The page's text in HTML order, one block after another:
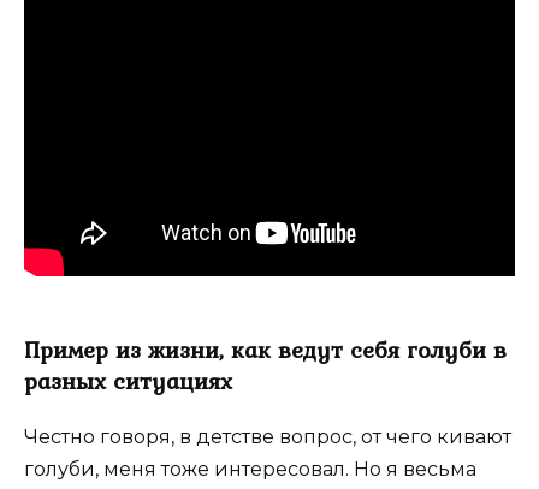
Пример из жизни, как ведут себя голуби в
разных ситуациях
Честно говоря, в детстве вопрос, от чего кивают
голуби, меня тоже интересовал. Но я весьма